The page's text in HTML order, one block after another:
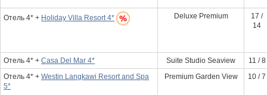
Отель 4* + Holiday Villa Resort 4* Deluxe Premium
17 /
14
Отель 4* + Casa Del Mar 4* Suite Studio Seaview
11 / 8
Отель 4* + Westin Langkawi Resort and Spa
5*
Premium Garden View 10 / 7